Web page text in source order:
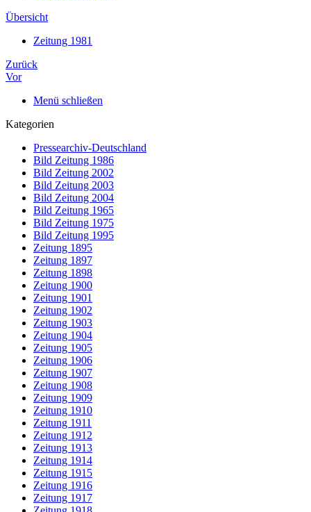
Übersicht
Zeitung 1981
Zurück
Vor
Menü schließen
Kategorien
Pressearchiv-Deutschland
Bild Zeitung 1986
Bild Zeitung 2002
Bild Zeitung 2003
Bild Zeitung 2004
Bild Zeitung 1965
Bild Zeitung 1975
Bild Zeitung 1995
Zeitung 1895
Zeitung 1897
Zeitung 1898
Zeitung 1900
Zeitung 1901
Zeitung 1902
Zeitung 1903
Zeitung 1904
Zeitung 1905
Zeitung 1906
Zeitung 1907
Zeitung 1908
Zeitung 1909
Zeitung 1910
Zeitung 1911
Zeitung 1912
Zeitung 1913
Zeitung 1914
Zeitung 1915
Zeitung 1916
Zeitung 1917